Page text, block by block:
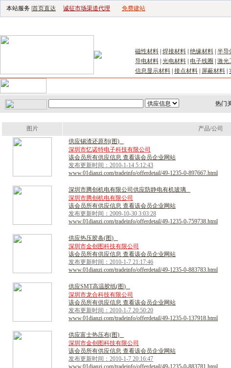
本站服务 | 首页直达 诚征市场渠道代理 免费建站
磁性材料 焊接材料 绝缘材料 半导
导电材料 光电材料 电子线圈 激光
信息显示材料 接点材料 屏蔽材料
热门
图片
产品/公司
供应锡渣还原剂 (图)
深圳市忆诺特电子科技有限公司
该会员所有供应信息 查看该会员企业网站
发布更新时间：2010-1-14 5:12:43
www.01dianzi.com/tradeinfo/offerdetail/49-1235-0-897667.html
深圳 市腾创 机电有限公司 供应防静电有机玻璃
深圳市腾创机电有限公司
该会员所有供应信息 查看该会员企业网站
发布更新时间：2009-10-30 3:03:28
www.01dianzi.com/tradeinfo/offerdetail/49-1235-0-759738.html
供应热压胶条(图)
深圳市金创图科技有限公司
该会员所有供应信息 查看该会员企业网站
发布更新时间：2010-1-7 21:17:46
www.01dianzi.com/tradeinfo/offerdetail/49-1235-0-883783.html
供应SMT高温胶纸(图)
深圳市龙合科技有限公司
该会员所有供应信息 查看该会员企业网站
发布更新时间：2010-1-7 20:50:20
www.01dianzi.com/tradeinfo/offerdetail/49-1235-0-137918.html
供应富士热压布(图)
深圳市金创图科技有限公司
该会员所有供应信息 查看该会员企业网站
发布更新时间：2010-1-7 20:16:47
www.01dianzi.com/tradeinfo/offerdetail/49-1235-0-883781.html